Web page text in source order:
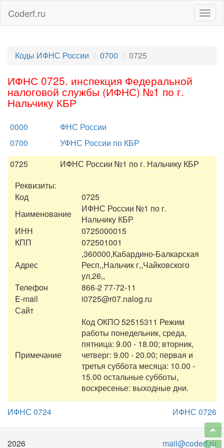
Coderf.ru
Коды ИФНС России 0700 0725
ИФНС 0725. инспекция Федеральной
налоговой службы (ИФНС) №1 по г.
Нальчику КБР
0000
ФНС России
0700
УФНС России по КБР
0725
ИФНС России №1 по г. Нальчику КБР
Реквизиты:
Код
0725
Наименование
ИФНС России №1 по г.
Нальчику КБР
ИНН
0725000015
КПП
072501001
Адрес
,360000,Кабардино-Балкарская
Респ,,Нальчик г,,Чайковского
ул,26,,
Телефон
866-2 77-72-11
E-mail
i0725@r07.nalog.ru
Сайт
Примечание
Код ОКПО 52515311 Режим
работы понедельник, среда,
пятница: 9.00 - 18.00; вторник,
четверг: 9.00 - 20.00; первая и
третья суббота месяца: 10.00 -
15.00 остальные субботы,
воскресенье: выходные дни.
ИФНС 0724 ИФНС 0726
2026 mail@coderf.ru